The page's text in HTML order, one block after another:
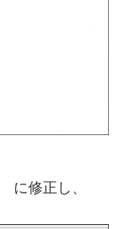
に修正し、